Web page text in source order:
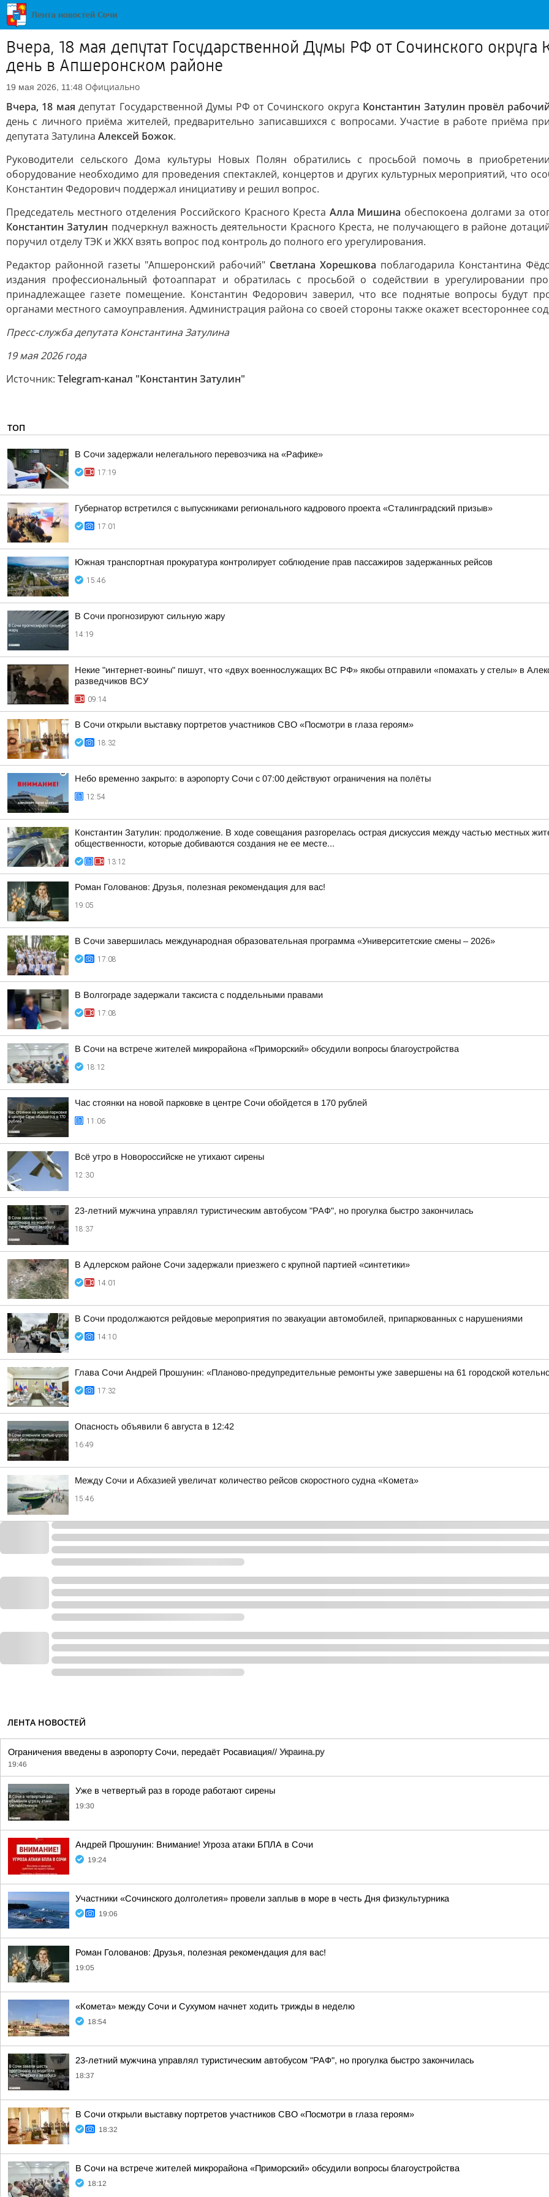
Вчера, 18 мая депутат Государственной Думы РФ от Сочинского округа
день в Апшеронском районе
19 мая 2026, 11:48 Официально
Вчера, 18 мая депутат Государственной Думы РФ от Сочинского округа Константин Затулин провёл
день с личного приёма жителей, предварительно записавшихся с вопросами. Участие в работе приёма
депутата Затулина Алексей Божок.
Руководители сельского Дома культуры Новых Полян обратились с просьбой помочь в
оборудование необходимо для проведения спектаклей, концертов и других культурных мероприятий, что
Константин Федорович поддержал инициативу и решил вопрос.
Председатель местного отделения Российского Красного Креста Алла Мишина обеспокоена долгами за
Константин Затулин подчеркнул важность деятельности Красного Креста, не получающего в районе
поручил отделу ТЭК и ЖКХ взять вопрос под контроль до полного его урегулирования.
Редактор районной газеты "Апшеронский рабочий" Светлана Хорешкова поблагодарила Константина
издания профессиональный фотоаппарат и обратилась с просьбой о содействии в урегулировании
принадлежащее газете помещение. Константин Федорович заверил, что все поднятые вопросы будут
органами местного самоуправления. Администрация района со своей стороны также окажет всестороннее
Пресс-служба депутата Константина Затулина
19 мая 2026 года
Источник: Telegram-канал "Константин Затулин"
ТОП
В Сочи задержали нелегального перевозчика на «Рафике»
17:19
Губернатор встретился с выпускниками регионального кадрового проекта «Сталинградский призыв»
17:01
Южная транспортная прокуратура контролирует соблюдение прав пассажиров задержанных рейсов
15:46
В Сочи прогнозируют сильную жару
14:19
Некие "интернет-воины" пишут, что «двух военнослужащих ВС РФ» якобы отправили «помахать у стелы» в
разведчиков ВСУ
09:14
В Сочи открыли выставку портретов участников СВО «Посмотри в глаза героям»
18:32
Небо временно закрыто: в аэропорту Сочи с 07:00 действуют ограничения на полёты
12:54
Константин Затулин: продолжение. В ходе совещания разгорелась острая дискуссия между частью местных
общественности, которые добиваются создания не ее месте...
13:12
Роман Голованов: Друзья, полезная рекомендация для вас!
19:05
В Сочи завершилась международная образовательная программа «Университетские смены – 2026»
17:08
В Волгограде задержали таксиста с поддельными правами
17:08
В Сочи на встрече жителей микрорайона «Приморский» обсудили вопросы благоустройства
18:12
Час стоянки на новой парковке в центре Сочи обойдется в 170 рублей
11:06
Всё утро в Новороссийске не утихают сирены
12:30
23-летний мужчина управлял туристическим автобусом "РАФ", но прогулка быстро закончилась
18:37
В Адлерском районе Сочи задержали приезжего с крупной партией «синтетики»
14:01
В Сочи продолжаются рейдовые мероприятия по эвакуации автомобилей, припаркованных с нарушениями
14:10
Глава Сочи Андрей Прошунин: «Планово-предупредительные ремонты уже завершены на 61 городской
17:32
Опасность объявили 6 августа в 12:42
16:49
Между Сочи и Абхазией увеличат количество рейсов скоростного судна «Комета»
15:46
ЛЕНТА НОВОСТЕЙ
Ограничения введены в аэропорту Сочи, передаёт Росавиация// Украина.ру
19:46
Уже в четвертый раз в городе работают сирены
19:30
Андрей Прошунин: Внимание! Угроза атаки БПЛА в Сочи
19:24
Участники «Сочинского долголетия» провели заплыв в море в честь Дня физкультурника
19:06
Роман Голованов: Друзья, полезная рекомендация для вас!
19:05
«Комета» между Сочи и Сухумом начнет ходить трижды в неделю
18:54
23-летний мужчина управлял туристическим автобусом "РАФ", но прогулка быстро закончилась
18:37
В Сочи открыли выставку портретов участников СВО «Посмотри в глаза героям»
18:32
В Сочи на встрече жителей микрорайона «Приморский» обсудили вопросы благоустройства
18:12